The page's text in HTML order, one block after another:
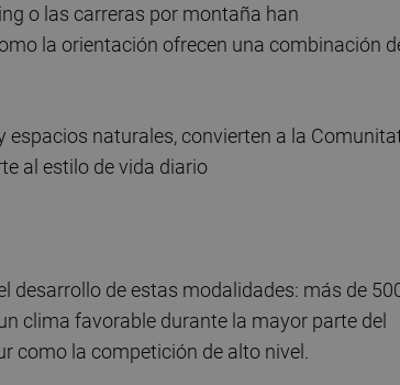
o las carreras por montaña han
la orientación ofrecen una combinación
naturales, convierten a la
al estilo de vida diario
desarrollo de estas modalidades: más de
clima favorable durante la mayor parte del
como la competición de alto nivel.